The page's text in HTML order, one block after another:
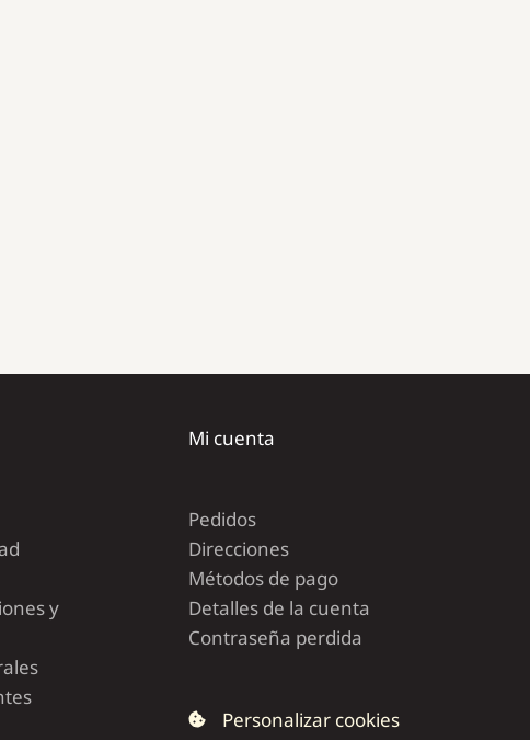
y
Mi cuenta
Pedidos
Direcciones
Métodos de pago
Detalles de la cuenta
Contraseña perdida
Personalizar cookies